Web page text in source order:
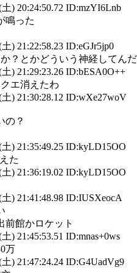
土) 20:24:50.72 ID:mzYI6Lnb
鳴った
土) 21:22:58.23 ID:eGJr5jp0
？とかどういう神経してん
土) 21:29:23.26 ID:bESA0O++
エ消えたわ
土) 21:30:28.12 ID:wXe27woV
の？
土) 21:35:49.25 ID:kyLD15OO
た
土) 21:36:19.02 ID:kyLD15OO
土) 21:41:48.98 ID:IUSXeocA
前館かロケット
土) 21:45:53.51 ID:mnas+0ws
万
土) 21:47:24.24 ID:G4UadVg9